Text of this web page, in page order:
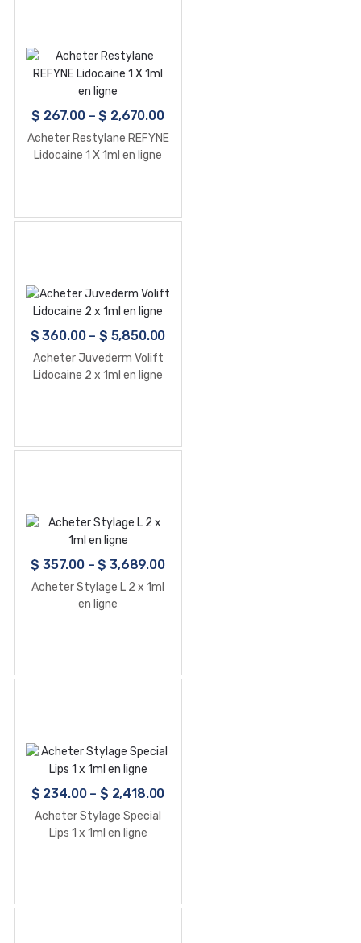
$ 267.00–$ 2,670.00
Acheter Restylane REFYNE
Lidocaine 1 X 1ml en ligne
$ 360.00– $ 5,850.00
Acheter Juvederm Volift
Lidocaine 2 x 1ml en ligne
$ 357.00–$ 3,689.00
Acheter Stylage L 2 x 1ml
en ligne
$ 234.00– $ 2,418.00
Acheter Stylage Special
Lips 1 x 1ml en ligne